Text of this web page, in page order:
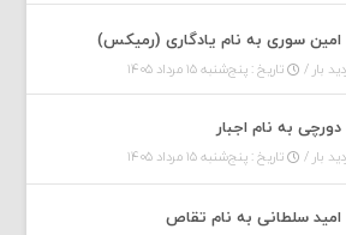
امین سوری به نام یادگاری (رمیکس)
تاریخ : پنج‌شنبه ۱۵ مرداد ۱۴۰۵
به نام اجبار
تاریخ : پنج‌شنبه ۱۵ مرداد ۱۴۰۵
امید سلطانی به نام تقاص